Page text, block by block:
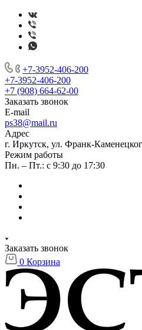
+7-3952-406-200
+7-3952-406-200
+7 (908) 664-62-00
Заказать звонок
E-mail
ps38@mail.ru
Адрес
г. Иркутск, ул. Франк-
Режим работы
Пн. – Пт.: с 9:30 до 17:30
Заказать звонок
0 Корзина